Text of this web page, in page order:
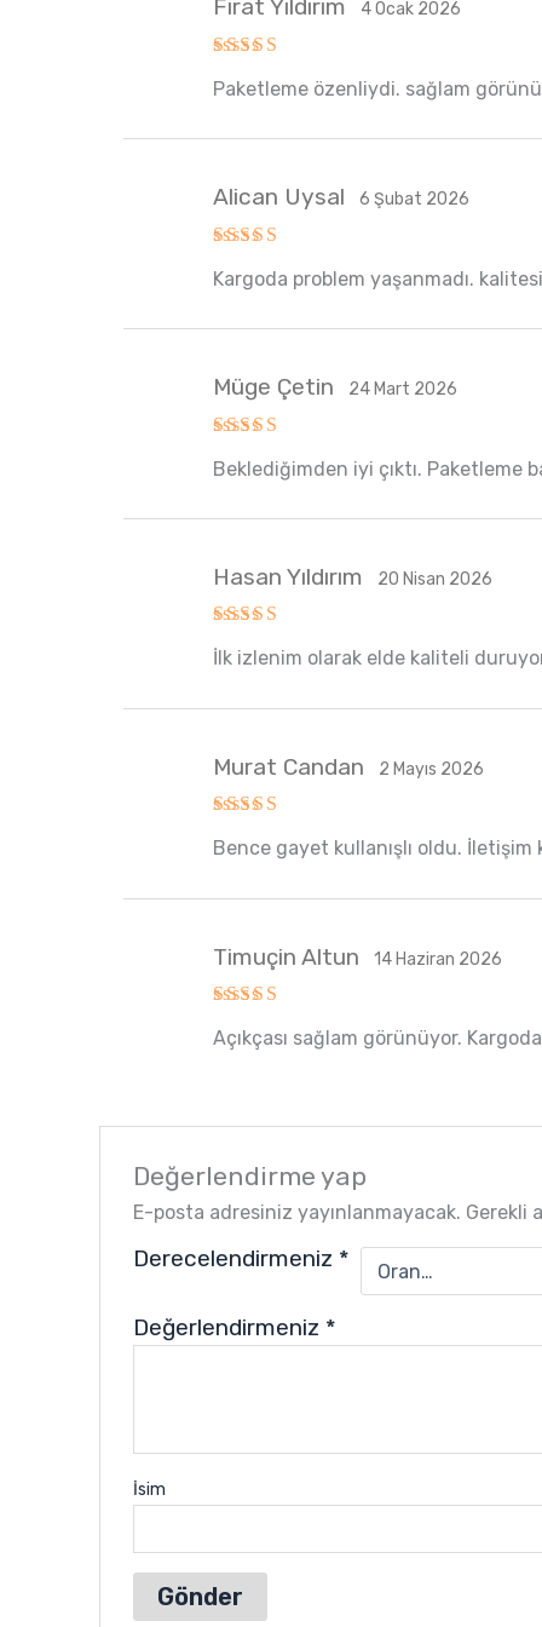
5oy aldı
Fırat Yıldırım 4 Ocak 2026
Paketleme özenliydi. sağlam
5oy aldı
Alican Uysal 6 Şubat 2026
Kargoda problem yaşanmadı.
5oy aldı
Müge Çetin 24 Mart 2026
Beklediğimden iyi çıktı. Paketleme
5 üzerinden
5oy aldı
Hasan Yıldırım 20 Nisan 2026
İlk izlenim olarak elde kaliteli
5oy aldı
Murat Candan 2 Mayıs 2026
Bence gayet kullanışlı oldu. İletişim
5oy aldı
Timuçin Altun 14 Haziran 2026
Açıkçası sağlam görünüyor.
Değerlendirme yap
E-posta adresiniz yayınlanmayacak. Gerekli
Derecelendirmeniz *
Değerlendirmeniz *
İsim